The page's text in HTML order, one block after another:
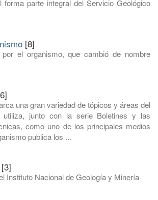
forma parte integral del Servicio Geológico
[8]
por el organismo, que cambió de nombre
una gran variedad de tópicos y áreas del
junto con la serie Boletines y las
como uno de los principales medios
publica los ...
[3]
Instituto Nacional de Geología y Minería